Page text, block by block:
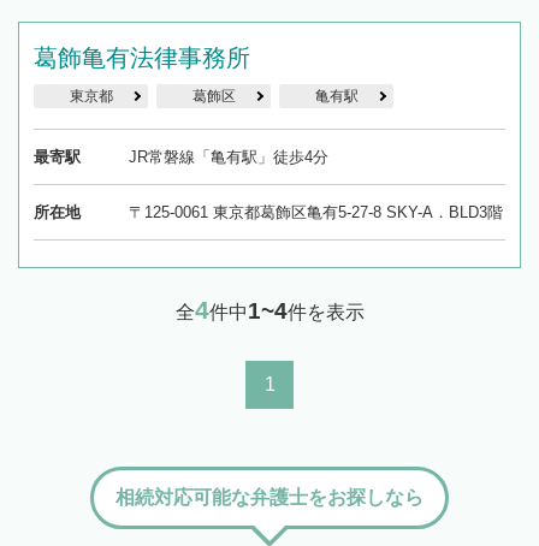
できます。また、相続は感情がからむ分野なの
でフィーリングも重要です。実際に電話や面談
頼をするのがおすすめです。
葛飾亀有法律事務所
東京都 葛飾区 亀有駅
最寄駅 JR常磐線「亀有駅」徒歩4分
所在地 〒125-0061 東京都葛飾区亀有5-27-8 SKY-A．BLD3階
全4件中1~4件を表示
1
相続対応可能な弁護士をお探しなら